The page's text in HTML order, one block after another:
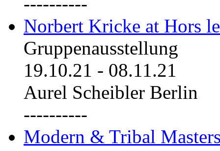
Norbert Kricke at Hors
Gruppenausstellung
19.10.21 - 08.11.21
Aurel Scheibler Berlin
----------
Modern & Tribal